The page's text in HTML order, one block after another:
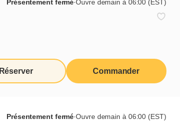
Présentement fermé∙Ouvre demain à 06:00 (EST)
Réserver Commander
Présentement fermé∙Ouvre demain à 06:00 (EST)